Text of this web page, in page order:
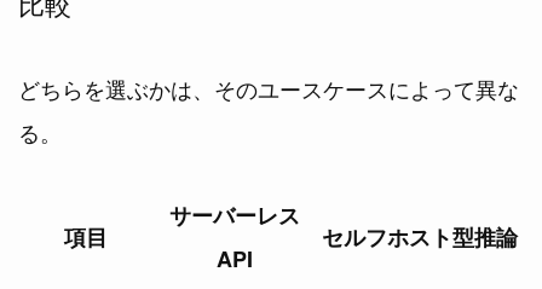
どちらを選ぶかは、そのユースケースによって異な
る。
項目
サーバーレス
API
セルフホスト型推論